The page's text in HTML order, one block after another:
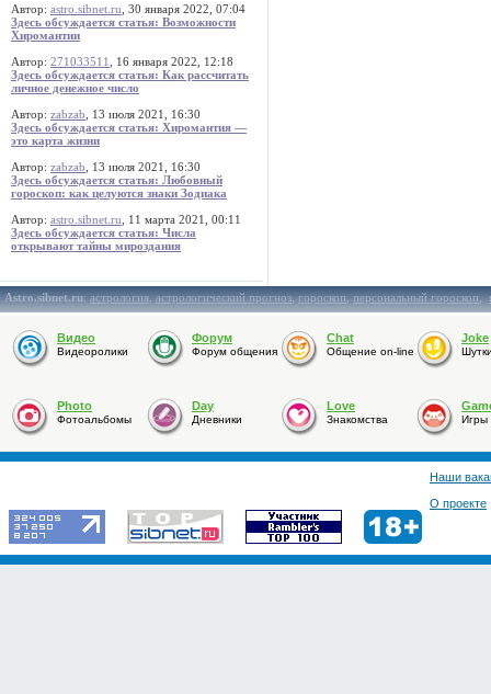
Автор: astro.sibnet.ru , 30 января 2022, 07:04
Здесь обсуждается статья: Возможности
Хиромантии
Автор: 271033511
, 16 января 2022, 12:18
Здесь обсуждается статья: Как рассчитать
личное денежное число
Автор: zabzab , 13 июля 2021, 16:30
Здесь обсуждается статья: Хиромантия —
это карта жизни
Автор: zabzab , 13 июля 2021, 16:30
Здесь обсуждается статья: Любовный
гороскоп: как целуются знаки Зодиака
Автор: astro.sibnet.ru , 11 марта 2021, 00:11
Здесь обсуждается статья: Числа
открывают тайны мироздания
Astro.sibnet.ru:астрология,астрологический прогноз,гороскоп,персональный гороскоп,
Видео
Видеоролики
Форум
Форум общения
Chat
Общение on-line
Joke
Photo
Фотоальбомы
Day
Дневники
Love
Знакомства Игры
Наши
О проекте